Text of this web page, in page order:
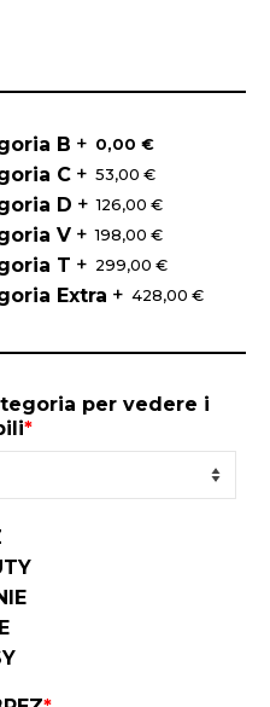
B + 0,00 €
C + 53,00 €
D + 126,00 €
V + 198,00 €
T + 299,00 €
Extra + 428,00 €
per vedere i
*